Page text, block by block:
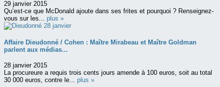
29 janvier 2015
Qu’est-ce que McDonald ajoute dans ses frites et pourquoi ? Renseignez-
vous sur les... plus »
Affaire Dieudonné / Cohen : Maître Mirabeau et Maître Goldman
parlent aux médias...
28 janvier 2015
La procureure a requis trois cents jours amende à 100 euros, soit au total
30 000 euros, contre le... plus »